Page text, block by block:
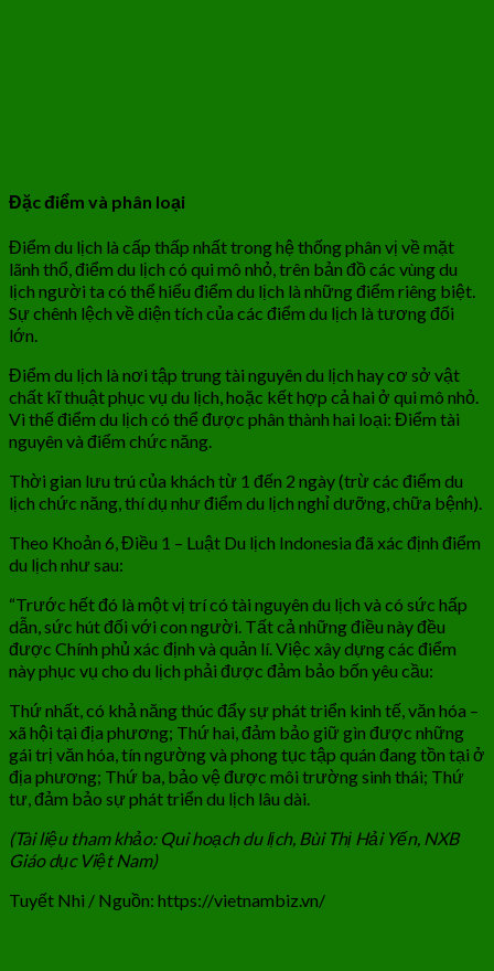
Đặc điểm và phân loại
Điểm du lịch là cấp thấp nhất trong hệ thống phân vị về mặt
lãnh thổ, điểm du lịch có qui mô nhỏ, trên bản đồ các vùng du
lịch người ta có thể hiểu điểm du lịch là những điểm riêng biệt.
Sự chênh lệch về diện tích của các điểm du lịch là tương đối
lớn.
Điểm du lịch là nơi tập trung tài nguyên du lịch hay cơ sở vật
chất kĩ thuật phục vụ du lịch, hoặc kết hợp cả hai ở qui mô nhỏ.
Vì thế điểm du lịch có thể được phân thành hai loại: Điểm tài
nguyên và điểm chức năng.
Thời gian lưu trú của khách từ 1 đến 2 ngày (trừ các điểm du
lịch chức năng, thí dụ như điểm du lịch nghỉ dưỡng, chữa bệnh).
Theo Khoản 6, Điều 1 – Luật Du lịch Indonesia đã xác định điểm
du lịch như sau:
“Trước hết đó là một vị trí có tài nguyên du lịch và có sức hấp
dẫn, sức hút đối với con người. Tất cả những điều này đều
được Chính phủ xác định và quản lí. Việc xây dựng các điểm
này phục vụ cho du lịch phải được đảm bảo bốn yêu cầu:
Thứ nhất, có khả năng thúc đẩy sự phát triển kinh tế, văn hóa –
xã hội tại địa phương; Thứ hai, đảm bảo giữ gìn được những
gái trị văn hóa, tín ngường và phong tục tập quán đang tồn tại ở
địa phương; Thứ ba, bảo vệ được môi trường sinh thái; Thứ
tư, đảm bảo sự phát triển du lịch lâu dài.
(Tài liệu tham khảo: Qui hoạch du lịch, Bùi Thị Hải Yến, NXB
Giáo dục Việt Nam)
Tuyết Nhi / Nguồn: https://vietnambiz.vn/